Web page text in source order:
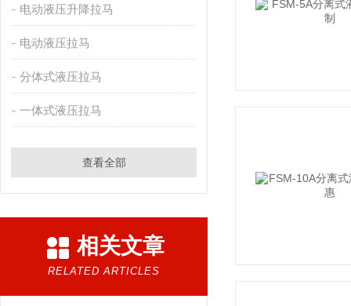
电动液压升降拉马
电动液压拉马
分体式液压拉马
一体式液压拉马
查看全部
相关文章
RELATED ARTICLES